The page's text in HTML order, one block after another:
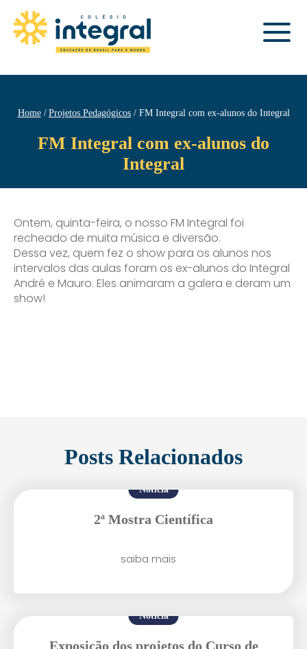
Home Projetos Pedagógicos FM Integral com ex-alunos do Integral
FM Integral com ex-alunos do
Integral
Ontem, quinta-feira, o nosso FM Integral foi
recheado de muita música e diversão.
Dessa vez, quem fez o show para os alunos nos
intervalos das aulas foram os ex-alunos do Integral
André e Mauro. Eles animaram a galera e deram um
show!
Posts Relacionados
Notícia
2ª Mostra Científica
saiba mais
Notícia
Exposição dos projetos do Curso de